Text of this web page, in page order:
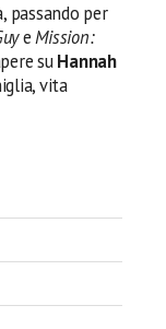
per
eMission:
suHannah
vita